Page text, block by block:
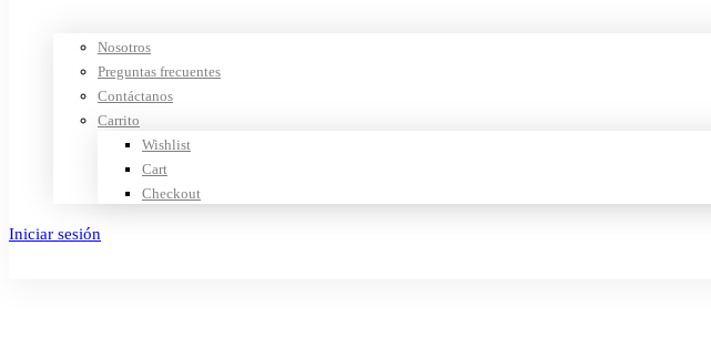
Nosotros
Preguntas frecuentes
Contáctanos
Carrito
Wishlist
Cart
Checkout
Iniciar sesión